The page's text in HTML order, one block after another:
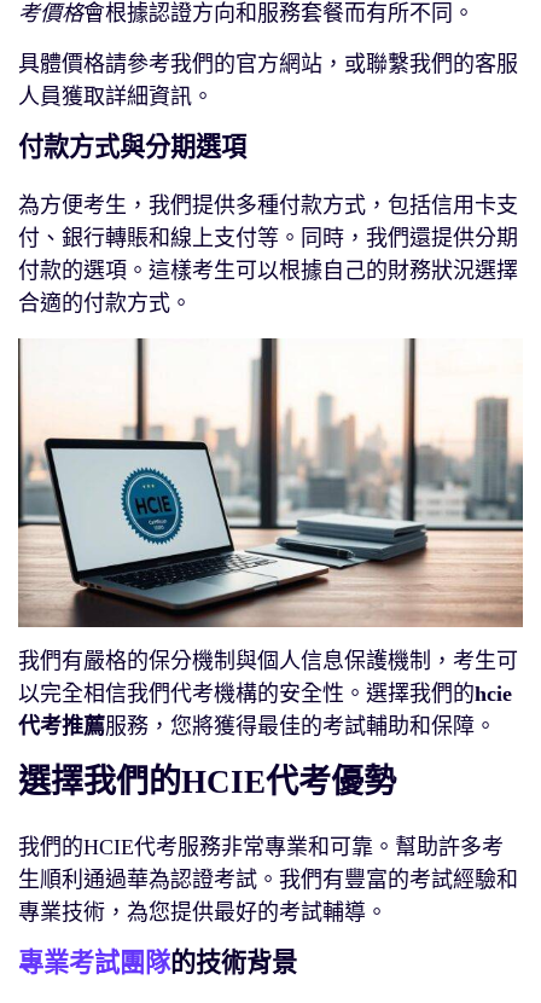
考價格會根據認證方向和服務套餐而有所不同。
具體價格請參考我們的官方網站，或聯繫我們的客服
人員獲取詳細資訊。
付款方式與分期選項
為方便考生，我們提供多種付款方式，包括信用卡支
付、銀行轉賬和線上支付等。同時，我們還提供分期
付款的選項。這樣考生可以根據自己的財務狀況選擇
合適的付款方式。
我們有嚴格的保分機制與個人信息保護機制，考生可
以完全相信我們代考機構的安全性。選擇我們的hcie
代考推薦服務，您將獲得最佳的考試輔助和保障。
選擇我們的HCIE代考優勢
我們的HCIE代考服務非常專業和可靠。幫助許多考
生順利通過華為認證考試。我們有豐富的考試經驗和
專業技術，為您提供最好的考試輔導。
專業考試團隊的技術背景